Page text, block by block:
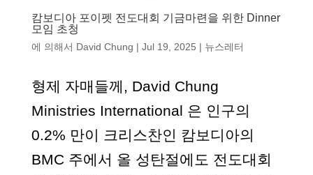
캄보디아 포이펫 전도대회 기금마련을 위한 Dinner
모임 초청
에 의해서 David Chung | Jul 19, 2025 | 뉴스레터
형제 자매들께, David Chung
Ministries International 은 인구의
0.2% 만이 크리스찬인 캄보디아의
BMC 주에서 올 성탄절에도 전도대회